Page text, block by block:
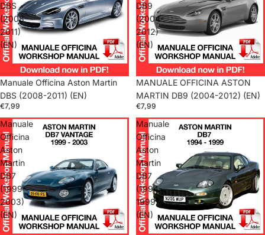
DBS
(2008-
2011)
(EN)
Manuale Officina Aston Martin
DBS (2008-2011) (EN)
€7,99
DB9
(2004-
2012)
(EN)
MANUALE OFFICINA ASTON
MARTIN DB9 (2004-2012) (EN)
€7,99
Manuale
Officina
Aston
Martin
DB7
(1999-
2003)
(EN)
Manuale
Officina
Aston
Martin
DB7
(1994-
1999)
(EN)